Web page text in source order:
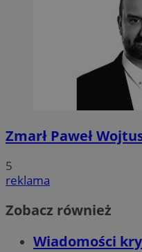
Zmarł Paweł
5
reklama
Zobacz również
Wiadomości